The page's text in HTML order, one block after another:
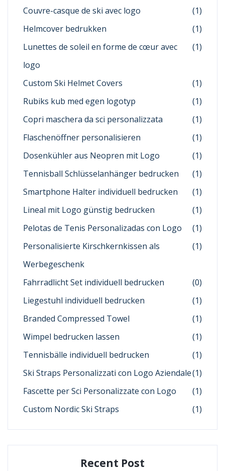
Couvre-casque de ski avec logo
(1)
Helmcover bedrukken
(1)
Lunettes de soleil en forme de cœur avec
logo
(1)
Custom Ski Helmet Covers
(1)
Rubiks kub med egen logotyp
(1)
Copri maschera da sci personalizzata
(1)
Flaschenöffner personalisieren
(1)
Dosenkühler aus Neopren mit Logo
(1)
Tennisball Schlüsselanhänger bedrucken
(1)
Smartphone Halter individuell bedrucken
(1)
Lineal mit Logo günstig bedrucken
(1)
Pelotas de Tenis Personalizadas con Logo
(1)
Personalisierte Kirschkernkissen als
Werbegeschenk
(1)
Fahrradlicht Set individuell bedrucken
(0)
Liegestuhl individuell bedrucken
(1)
Branded Compressed Towel
(1)
Wimpel bedrucken lassen
(1)
Tennisbälle individuell bedrucken
(1)
Ski Straps Personalizzati con Logo Aziendale(1)
Fascette per Sci Personalizzate con Logo
(1)
Custom Nordic Ski Straps
(1)
Recent Post